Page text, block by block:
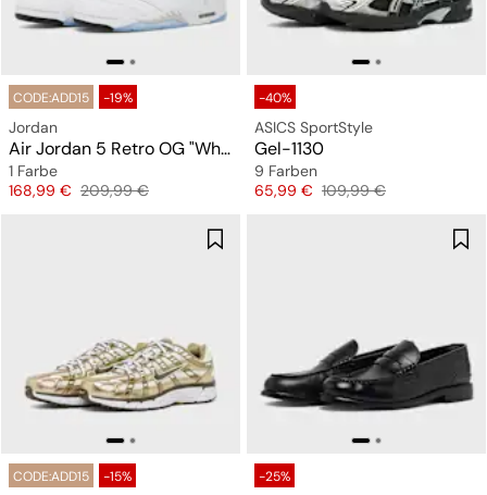
CODE:ADD15 -19%
Jordan
Air Jordan 5 Retro OG "White Metallic"
1 Farbe
Preis
168,99 € Originalpreis
209,99 €
-40%
ASICS SportStyle
Gel-1130
9 Farben
Preis
65,99 € Originalpreis
109,99 €
CODE:ADD15 -15% -25%